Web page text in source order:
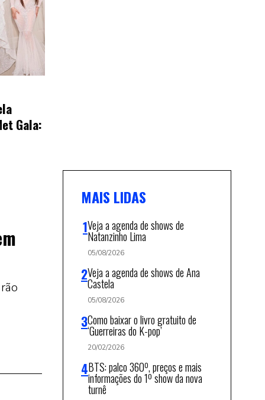
Gala:
MAIS LIDAS
Veja a agenda de shows de
Natanzinho Lima
05/08/2026
Veja a agenda de shows de Ana
Castela
05/08/2026
Como baixar o livro gratuito de
‘Guerreiras do K-pop’
20/02/2026
BTS: palco 360º, preços e mais
informações do 1º show da nova
turnê